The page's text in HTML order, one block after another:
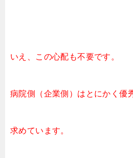
いえ、この心配も不要です。
病院側（企業側）はとにかく優
求めています。